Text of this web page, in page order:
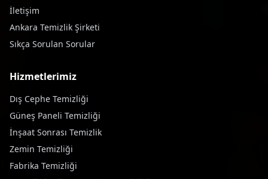
İletişim
Ankara Temizlik Şirketi
Sıkça Sorulan Sorular
Hizmetlerimiz
Dış Cephe Temizliği
Güneş Paneli Temizliği
İnşaat Sonrası Temizlik
Zemin Temizliği
Fabrika Temizliği